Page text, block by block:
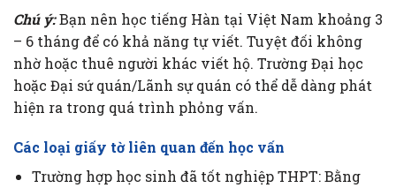
Chú ý:Bạn nên học tiếng Hàn tại Việt Nam khoảng 3
– 6 tháng để có khả năng tự viết. Tuyệt đối không
nhờ hoặc thuê người khác viết hộ. Trường Đại học
hoặc Đại sứ quán/Lãnh sự quán có thể dễ dàng phát
hiện ra trong quá trình phỏng vấn.
Các loại giấy tờ liên quan đến học vấn
Trường hợp học sinh đã tốt nghiệp THPT: Bằng